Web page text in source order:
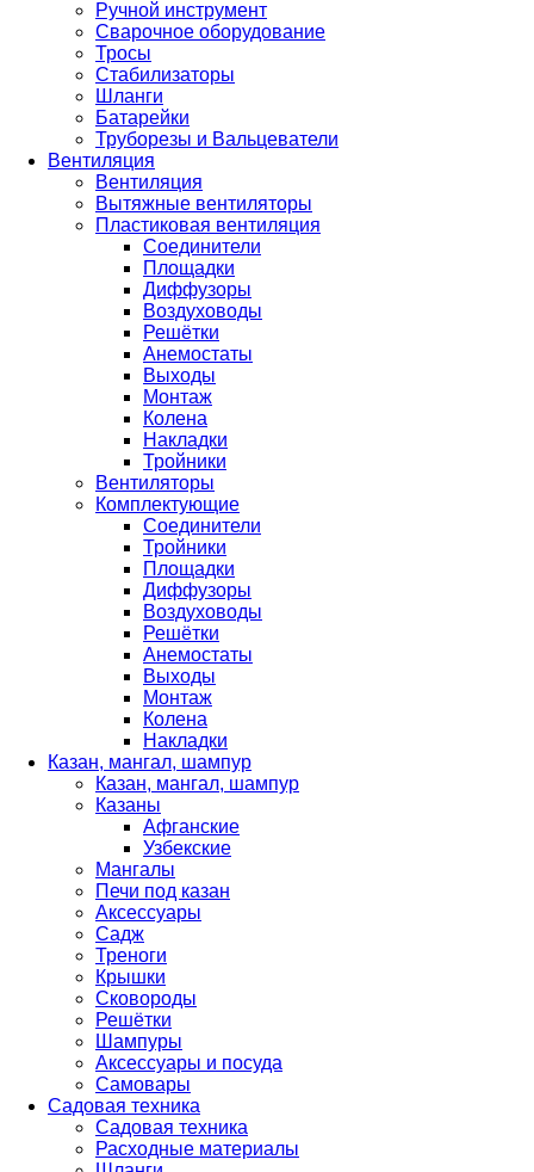
Ручной инструмент
Сварочное оборудование
Тросы
Стабилизаторы
Шланги
Батарейки
Труборезы и Вальцеватели
Вентиляция
Вентиляция
Вытяжные вентиляторы
Пластиковая вентиляция
Соединители
Площадки
Диффузоры
Воздуховоды
Решётки
Анемостаты
Выходы
Монтаж
Колена
Накладки
Тройники
Вентиляторы
Комплектующие
Соединители
Тройники
Площадки
Диффузоры
Воздуховоды
Решётки
Анемостаты
Выходы
Монтаж
Колена
Накладки
Казан, мангал, шампур
Казан, мангал, шампур
Казаны
Афганские
Узбекские
Мангалы
Печи под казан
Аксессуары
Садж
Треноги
Крышки
Сковороды
Решётки
Шампуры
Аксессуары и посуда
Самовары
Садовая техника
Садовая техника
Расходные материалы